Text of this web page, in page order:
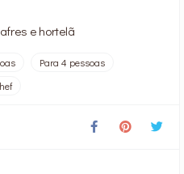
e hortelã
Para 4 pessoas